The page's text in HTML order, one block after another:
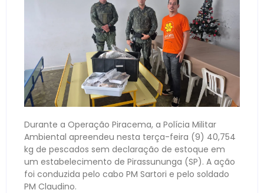
Durante a Operação Piracema, a Polícia Militar
Ambiental apreendeu nesta terça-feira (9) 40,754
kg de pescados sem declaração de estoque em
um estabelecimento de Pirassununga (SP). A ação
foi conduzida pelo cabo PM Sartori e pelo soldado
PM Claudino.